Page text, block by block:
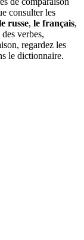
consulter les
russe, le français,
verbes,
regardez les
le dictionnaire.